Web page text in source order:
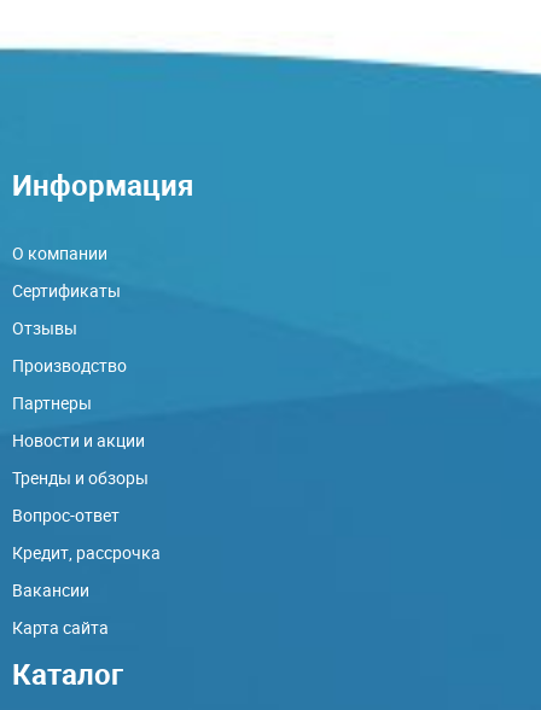
Информация
О компании
Сертификаты
Отзывы
Производство
Партнеры
Новости и акции
Тренды и обзоры
Вопрос-ответ
Кредит, рассрочка
Вакансии
Карта сайта
Каталог